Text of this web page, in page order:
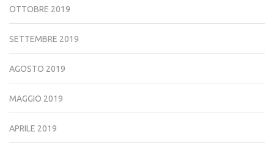
OTTOBRE 2019
SETTEMBRE 2019
AGOSTO 2019
MAGGIO 2019
APRILE 2019